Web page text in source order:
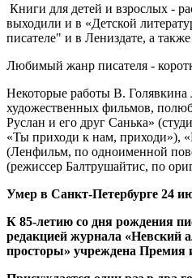
Книги для детей и взрослых -
выходили и в «Детской
писателе" и в Лениздате, а
Любимый жанр писателя -
Некоторые работы В. Голявкина
художественных фильмов,
Руслан и его друг Санька»
«Ты приходи к нам, приходи»),
(Ленфильм, по одноименной
(режиссер Балтрушайтис, по
Умер в Санкт-Петербурге 24
К 85-летию со дня рождения
редакцией журнала
просторы» учреждена Премия